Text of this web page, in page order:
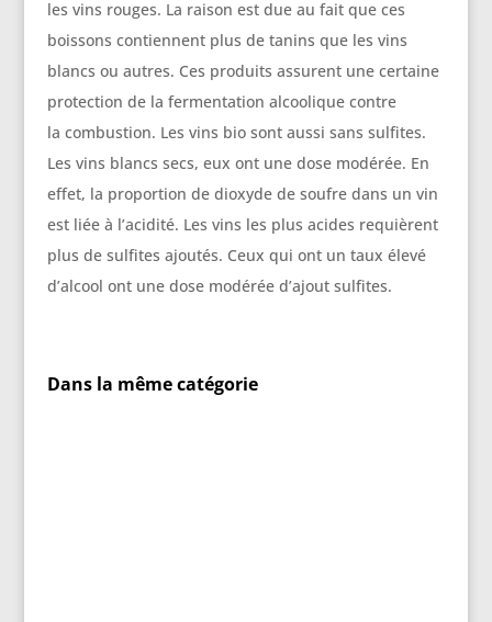
les vins rouges. La raison est due au fait que ces
boissons contiennent plus de tanins que les vins
blancs ou autres. Ces produits assurent une certaine
protection de la fermentation alcoolique contre
la combustion. Les vins bio sont aussi sans sulfites.
Les vins blancs secs, eux ont une dose modérée. En
effet, la proportion de dioxyde de soufre dans un vin
est liée à l’acidité. Les vins les plus acides requièrent
plus de sulfites ajoutés. Ceux qui ont un taux élevé
d’alcool ont une dose modérée d’ajout sulfites.
Dans la même catégorie